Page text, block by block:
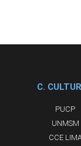
C.
PUCP
UNMSM
CCE